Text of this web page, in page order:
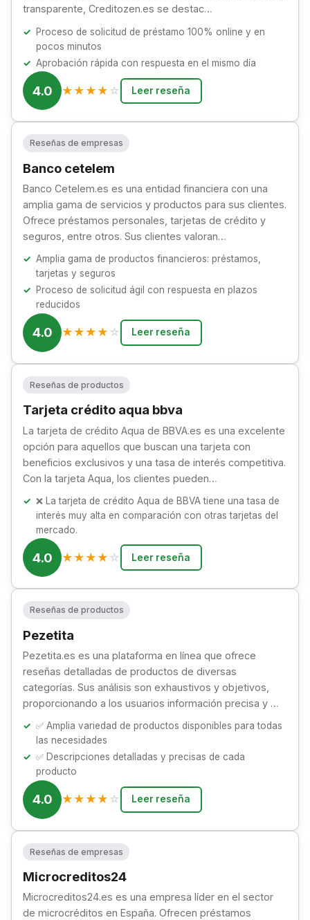
transparente, Creditozen.es se destac…
Proceso de solicitud de préstamo 100% online y en
pocos minutos
Aprobación rápida con respuesta en el mismo día
4.0 ★ ★ ★ ★ ☆ Leer reseña
Reseñas de empresas
Banco cetelem
Banco Cetelem.es es una entidad financiera con una
amplia gama de servicios y productos para sus clientes.
Ofrece préstamos personales, tarjetas de crédito y
seguros, entre otros. Sus clientes valoran…
Amplia gama de productos financieros: préstamos,
tarjetas y seguros
Proceso de solicitud ágil con respuesta en plazos
reducidos
4.0 ★ ★ ★ ★ ☆ Leer reseña
Reseñas de productos
Tarjeta crédito aqua bbva
La tarjeta de crédito Aqua de BBVA.es es una excelente
opción para aquellos que buscan una tarjeta con
beneficios exclusivos y una tasa de interés competitiva.
Con la tarjeta Aqua, los clientes pueden…
❌ La tarjeta de crédito Aqua de BBVA tiene una tasa de
interés muy alta en comparación con otras tarjetas del
mercado.
4.0 ★ ★ ★ ★ ☆ Leer reseña
Reseñas de productos
Pezetita
Pezetita.es es una plataforma en línea que ofrece
reseñas detalladas de productos de diversas
categorías. Sus análisis son exhaustivos y objetivos,
proporcionando a los usuarios información precisa y …
✅ Amplia variedad de productos disponibles para todas
las necesidades
✅ Descripciones detalladas y precisas de cada
producto
4.0 ★ ★ ★ ★ ☆ Leer reseña
Reseñas de empresas
Microcreditos24
Microcreditos24.es es una empresa líder en el sector
de microcréditos en España. Ofrecen préstamos